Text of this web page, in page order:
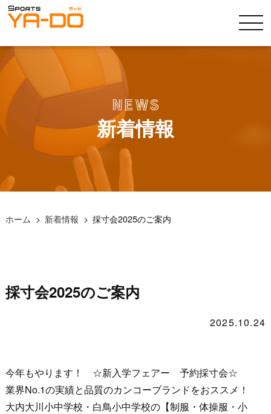
NEWS
新着情報
ホーム 新着情報 採寸会2025のご案内
採寸会2025のご案内
2025.10.24
今年もやります！ ☆新入学フェアー 予約採寸会☆
業界No.1の実績と品質のカンコーブランドをおススメ！
大内大川小中学校・白鳥小中学校の【制服・体操服・小